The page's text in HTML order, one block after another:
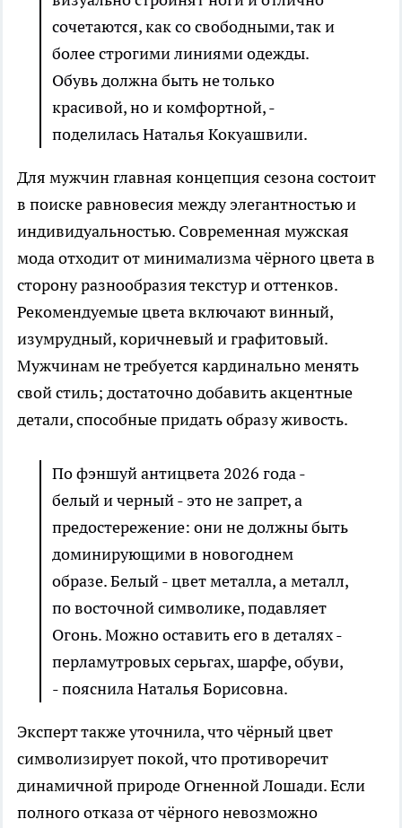
сочетаются, как со свободными, так и
более строгими линиями одежды.
Обувь должна быть не только
красивой, но и комфортной, -
поделилась Наталья Кокуашвили.
Для мужчин главная концепция сезона состоит
в поиске равновесия между элегантностью и
индивидуальностью. Современная мужская
мода отходит от минимализма чёрного цвета в
сторону разнообразия текстур и оттенков.
Рекомендуемые цвета включают винный,
изумрудный, коричневый и графитовый.
Мужчинам не требуется кардинально менять
свой стиль; достаточно добавить акцентные
детали, способные придать образу живость.
По фэншуй антицвета 2026 года -
белый и черный - это не запрет, а
предостережение: они не должны быть
доминирующими в новогоднем
образе. Белый - цвет металла, а металл,
по восточной символике, подавляет
Огонь. Можно оставить его в деталях -
перламутровых серьгах, шарфе, обуви,
- пояснила Наталья Борисовна.
Эксперт также уточнила, что чёрный цвет
символизирует покой, что противоречит
динамичной природе Огненной Лошади. Если
полного отказа от чёрного невозможно